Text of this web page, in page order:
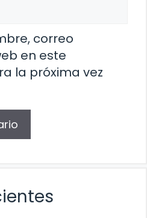
correo
en este
la próxima vez